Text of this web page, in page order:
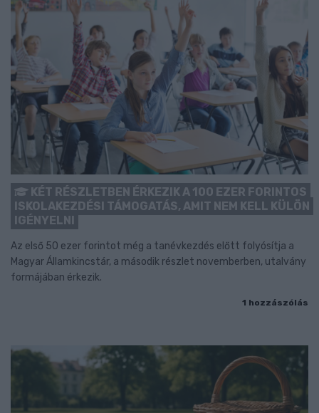
KÉT RÉSZLETBEN ÉRKEZIK A 100 EZER FORINTOS
ISKOLAKEZDÉSI TÁMOGATÁS, AMIT NEM KELL KÜLÖN
IGÉNYELNI
Az első 50 ezer forintot még a tanévkezdés előtt folyósítja a
Magyar Államkincstár, a második részlet novemberben, utalvány
formájában érkezik.
1 hozzászólás